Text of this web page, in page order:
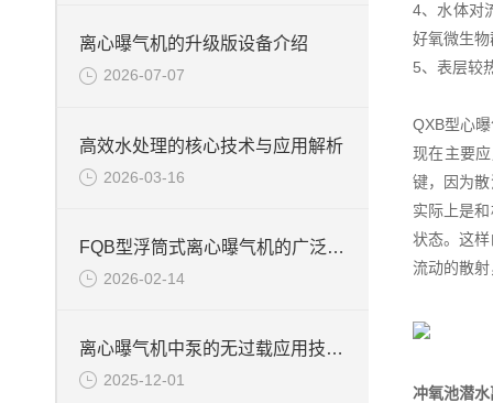
离心曝气机的升级版设备介绍
2026-07-07
高效水处理的核心技术与应用解析
2026-03-16
FQB型浮筒式离心曝气机的广泛应用
2026-02-14
离心曝气机中泵的无过载应用技术说明
2025-12-01
4、水体对
好氧微生
5、表层较
QXB型心
现在主要
键，因为
实际上是
状态。这
流动的散
冲氧池潜